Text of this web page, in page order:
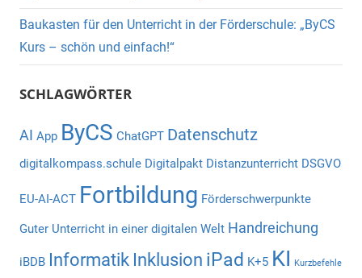
Baukasten für den Unterricht in der Förderschule: „ByCS
Kurs – schön und einfach!“
SCHLAGWÖRTER
AI App ByCS ChatGPT Datenschutz
digitalkompass.schule Digitalpakt Distanzunterricht DSGVO
EU-AI-ACT Fortbildung Förderschwerpunkte
Guter Unterricht in einer digitalen Welt Handreichung
iBDB Informatik Inklusion iPad K+5 KI Kurzbefehle